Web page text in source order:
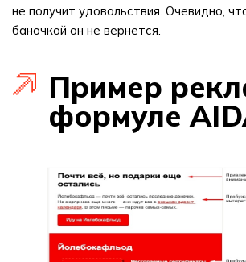
не получит удовольствия. Очевидно,
баночкой он не вернется.
Пример
формуле